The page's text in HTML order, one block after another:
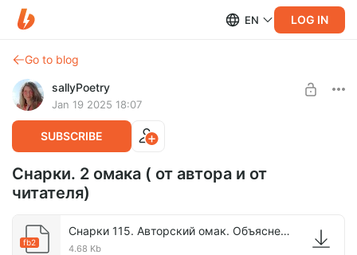
EN LOG IN
Go to blog
sallyPoetry
Jan 19 2025 18:07
SUBSCRIBE
Снарки. 2 омака ( от автора и от
читателя)
fb2
Снарки 115. Авторский омак. Объяснения Оружейника..fb2
4.68 Kb